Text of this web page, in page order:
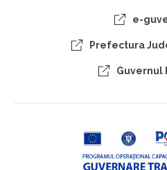
e-
Prefectura
Guvernul